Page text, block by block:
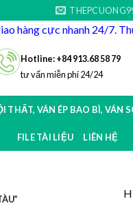
hàng cực nhanh 24/7.
Hotline: +84 913.68 58 79
tư vấn miễn phí 24/24
THẤT, VÁN ÉP BAO BÌ, VÁN
FILE TÀI LIỆU LIÊN HỆ